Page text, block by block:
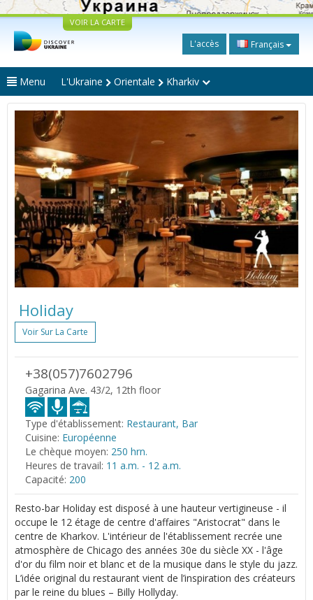
VOIR LA CARTE
L'accès Français
Menu L'Ukraine Orientale Kharkiv
Holiday
Voir Sur La Carte
+38(057)7602796
Gagarina Ave. 43/2, 12th floor
Type d'établissement: Restaurant, Bar
Cuisine: Européenne
Le chèque moyen: 250 hrn.
Heures de travail: 11 a.m. - 12 a.m.
Capacité: 200
Resto-bar Holiday est disposé à une hauteur vertigineuse - il
occupe le 12 étage de centre d'affaires "Aristocrat" dans le
centre de Kharkov. L'intérieur de l'établissement recrée une
atmosphère de Chicago des années 30e du siècle XX - l'âge
d'or du film noir et blanc et de la musique dans le style du jazz.
L’idée original du restaurant vient de l’inspiration des créateurs
par le reine du blues – Billy Hollyday.